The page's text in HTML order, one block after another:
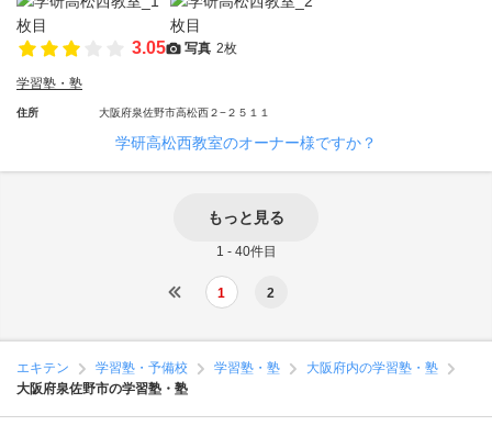
3.05 写真 2枚
学習塾・塾
住所 大阪府泉佐野市高松西２−２５１１
学研高松西教室のオーナー様ですか？
もっと見る
1 - 40件目
1 2
エキテン 学習塾・予備校 学習塾・塾
大阪府内の学習塾・塾
大阪府泉佐野市の学習塾・塾